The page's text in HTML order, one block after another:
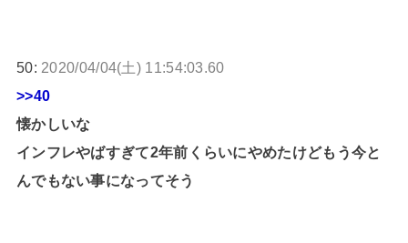
50: 2020/04/04(土) 11:54:03.60
>>40
懐かしいな
インフレやばすぎて2年前くらいにやめたけどもう今と
んでもない事になってそう